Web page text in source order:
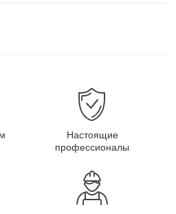
Настоящие
профессионалы